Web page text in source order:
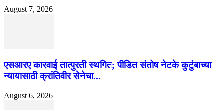
August 7, 2026
एसआरए कारवाई तात्पुरती स्थगित; पीडित संतोष नेटके कुटुंबाच्या
न्यायासाठी क्रांतिवीर सेनेचा...
August 6, 2026